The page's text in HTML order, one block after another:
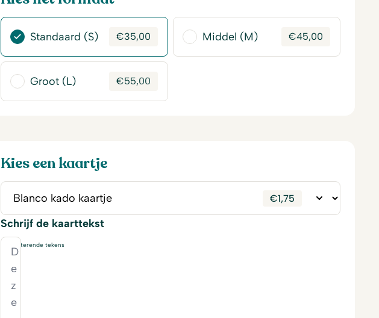
Standaard (S) €35,00 Middel (M) €45,00
Groot (L) €55,00
Kies een kaartje
€1,75
Schrijf de kaarttekst
resterende tekens